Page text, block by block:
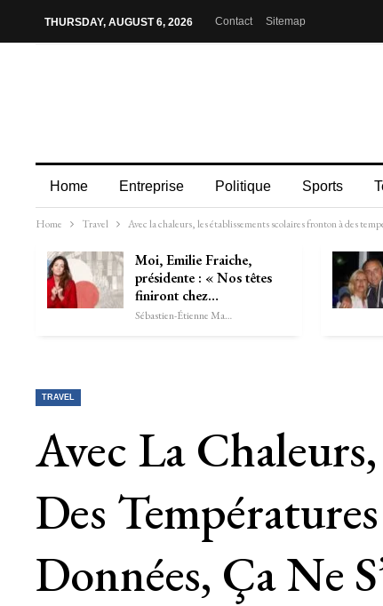
THURSDAY, AUGUST 6, 2026 Contact Sitemap
Home Entreprise Politique Sports
Home Travel Avec la chaleurs, les établissements scolaires fronton à des
Moi, Emilie Fraiche,
présidente : « Nos têtes
finiront chez…
Sébastien-Étienne Marechal
TRAVEL
Avec La
Des
Données, Ça Ne